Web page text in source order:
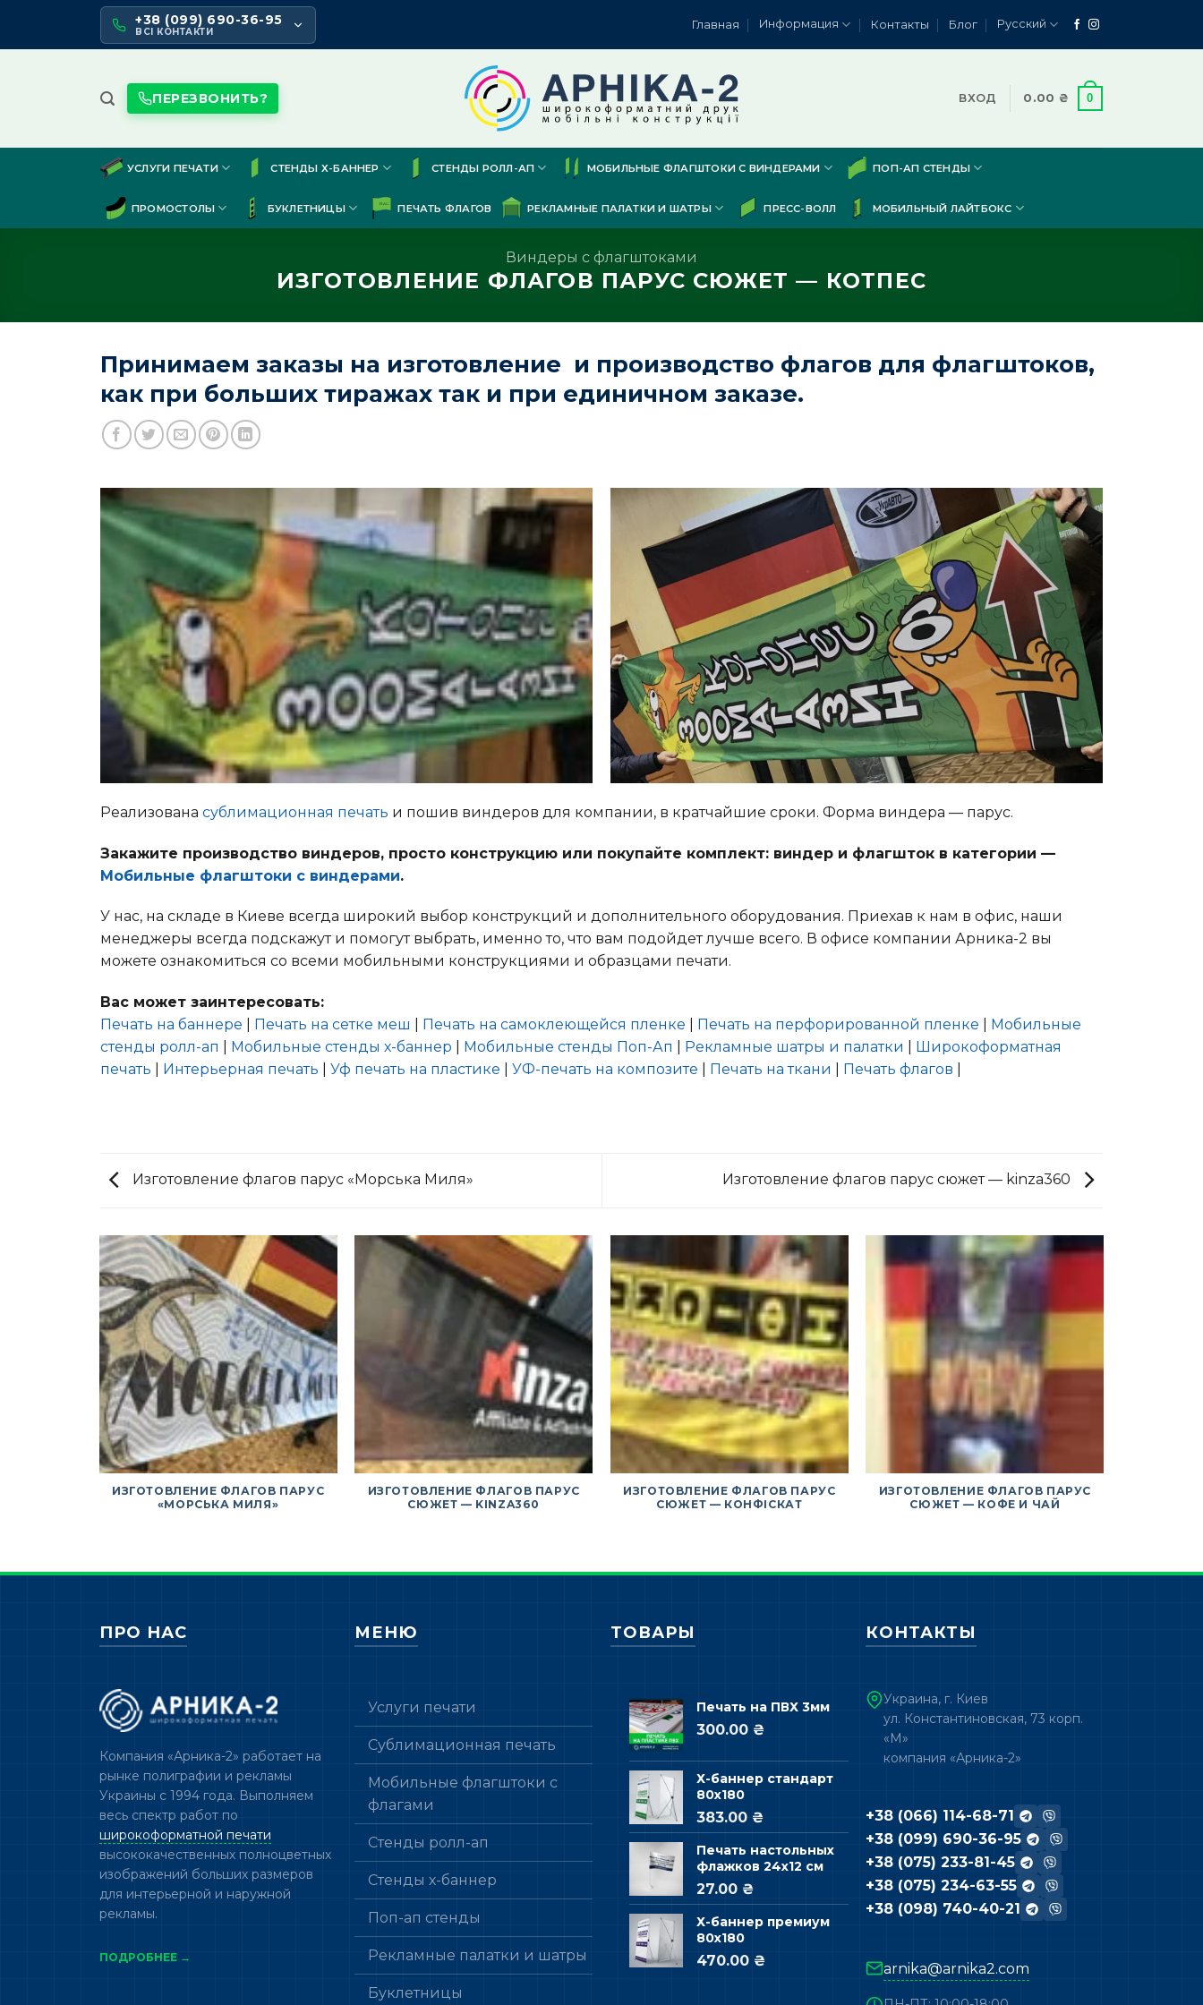
content
+38 (099) 690-36-95
ВСІ КОНТАКТИ
Главная Информация Контакты Блог Русский
ПЕРЕЗВОНИТЬ? ВХОД 0.00 ₴ 0
УСЛУГИ ПЕЧАТИ СТЕНДЫ Х-БАННЕР СТЕНДЫ РОЛЛ-АП МОБИЛЬНЫЕ ФЛАГШТОКИ С ВИНДЕРАМИ ПОП-АП СТЕНДЫ
ПРОМОСТОЛЫ БУКЛЕТНИЦЫ ПЕЧАТЬ ФЛАГОВ РЕКЛАМНЫЕ ПАЛАТКИ И ШАТРЫ ПРЕСС-ВОЛЛ МОБИЛЬНЫЙ ЛАЙТБОКС
Виндеры с флагштоками
ИЗГОТОВЛЕНИЕ ФЛАГОВ ПАРУС СЮЖЕТ — КОТПЕС
Принимаем заказы на изготовление и производство флагов для флагштоков,
как при больших тиражах так и при единичном заказе.
Реализована сублимационная печать и пошив виндеров для компании, в кратчайшие сроки. Форма виндера — парус.
Закажите производство виндеров, просто конструкцию или покупайте комплект: виндер и флагшток в категории —
Мобильные флагштоки с виндерами.
У нас, на складе в Киеве всегда широкий выбор конструкций и дополнительного оборудования. Приехав к нам в офис, наши
менеджеры всегда подскажут и помогут выбрать, именно то, что вам подойдет лучше всего. В офисе компании Арника-2 вы
можете ознакомиться со всеми мобильными конструкциями и образцами печати.
Вас может заинтересовать:
Печать на баннере
Печать на сетке меш Печать на самоклеющейся пленке Печать на перфорированной пленке
Мобильные
стенды ролл-ап
Мобильные стенды х-баннер Мобильные стенды Поп-Ап Рекламные шатры и палатки
Широкоформатная
печать
Интерьерная печать Уф печать на пластике УФ-печать на композите Печать на ткани Печать флагов
Изготовление флагов парус «Морська Миля» Изготовление флагов парус сюжет — kinza360
ИЗГОТОВЛЕНИЕ ФЛАГОВ ПАРУС
«МОРСЬКА МИЛЯ»
ИЗГОТОВЛЕНИЕ ФЛАГОВ ПАРУС
СЮЖЕТ — KINZA360
ИЗГОТОВЛЕНИЕ ФЛАГОВ ПАРУС
СЮЖЕТ — КОНФІСКАТ
ИЗГОТОВЛЕНИЕ ФЛАГОВ ПАРУС
СЮЖЕТ — КОФЕ И ЧАЙ
ПРО НАС
Компания «Арника-2» работает на
рынке полиграфии и рекламы
Украины с 1994 года. Выполняем
весь спектр работ по
широкоформатной печати
высококачественных полноцветных
изображений больших размеров
для интерьерной и наружной
рекламы.
ПОДРОБНЕЕ →
МЕНЮ
Услуги печати
Сублимационная печать
Мобильные флагштоки с
флагами
Стенды ролл-ап
Стенды х-баннер
Поп-ап стенды
Рекламные палатки и шатры
Буклетницы
ТОВАРЫ
Печать на ПВХ 3мм
300.00 ₴
Х-баннер стандарт
80х180
383.00 ₴
Печать настольных
флажков 24х12 см
27.00 ₴
Х-баннер премиум
80х180
470.00 ₴
КОНТАКТЫ
Украина, г. Киев
ул. Константиновская, 73 корп.
«М»
компания «Арника-2»
+38 (066) 114-68-71
+38 (099) 690-36-95
+38 (075) 233-81-45
+38 (075) 234-63-55
+38 (098) 740-40-21
arnika@arnika2.com